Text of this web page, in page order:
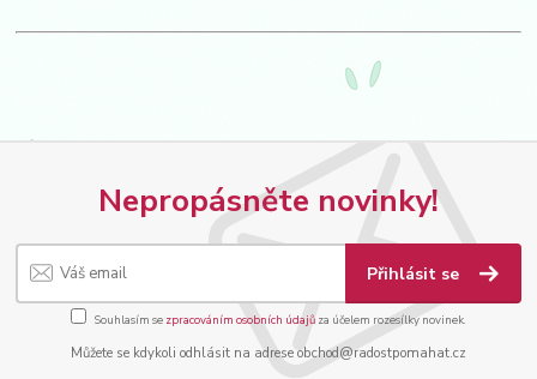
Nepropásněte novinky!
Přihlásit se
Souhlasím se zpracováním osobních údajů za účelem rozesílky novinek.
Můžete se kdykoli odhlásit na adrese obchod@radostpomahat.cz